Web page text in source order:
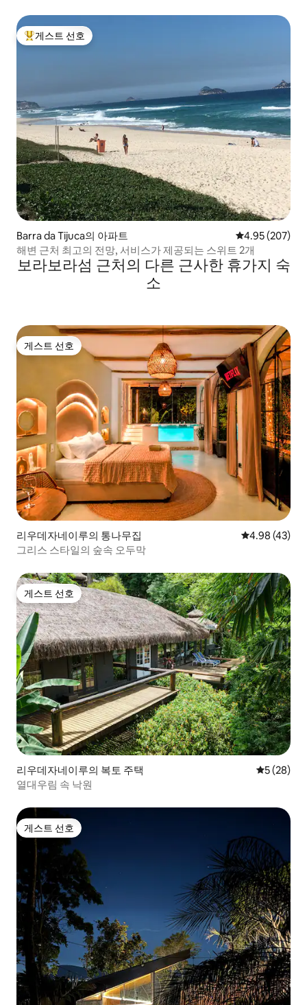
상위 게스트 선호
게스트 선호
Barra da Tijuca의 아파트 평점 4.95점(5
4.95 (207)
해변 근처 최고의 전망, 서비스가 제공되는 스위트 2개
보라보라섬 근처의 다른 근사한 휴가지 숙
소
게스트 선호
게스트 선호
리우데자네이루의 통나무집 평점 4.98점(5
4.98 (43)
그리스 스타일의 숲속 오두막
게스트 선호
게스트 선호
리우데자네이루의 복토 주택 평점 5점(5
5 (28)
열대우림 속 낙원
게스트 선호
게스트 선호